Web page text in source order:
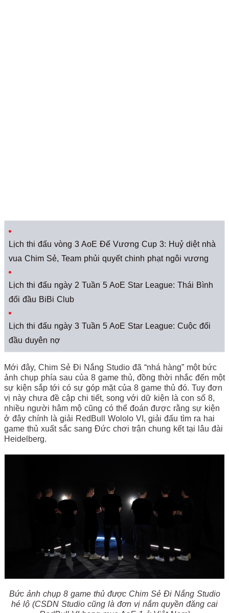
Lịch thi đấu vòng 3 AoE Đế Vương Cup 3: Huỷ diệt nhà
vua Chim Sẻ, Team phủi quyết chinh phạt ngôi vương
Lịch thi đấu ngày 2 Tuần 5 AoE Star League: Thái Bình
đối đầu BiBi Club
Lịch thi đấu ngày 3 Tuần 5 AoE Star League: Cuộc đối
đầu duyên nợ
Mới đây, Chim Sẻ Đi Nắng Studio đã “nhá hàng” một bức
ảnh chụp phía sau của 8 game thủ, đồng thời nhắc đến một
sự kiện sắp tới có sự góp mặt của 8 game thủ đó. Tuy đơn
vị này chưa đề cập chi tiết, song với dữ kiện là con số 8,
nhiều người hâm mộ cũng có thể đoán được rằng sự kiện
ở đây chính là giải RedBull Wololo VI, giải đấu tìm ra hai
game thủ xuất sắc sang Đức chơi trận chung kết tại lâu đài
Heidelberg.
Bức ảnh chụp 8 game thủ được Chim Sẻ Đi Nắng Studio
hé lộ (CSDN Studio cũng là đơn vị nắm quyền đăng cai